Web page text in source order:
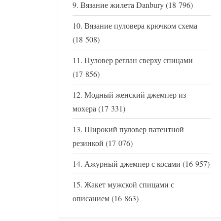
Вязание жилета Danbury(18 796)
Вязание пуловера крючком схема
(18 508)
Пуловер реглан сверху спицами
(17 856)
Модный женский джемпер из
мохера(17 331)
Широкий пуловер патентной
резинкой (17 076)
Ажурный джемпер с косами (16 957)
Жакет мужской спицами с
описанием(16 863)